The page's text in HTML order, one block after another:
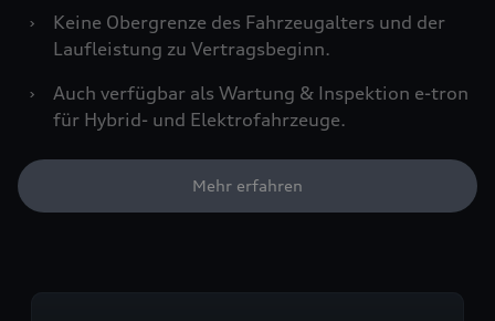
›
Keine Obergrenze des Fahrzeugalters und der
Laufleistung zu Vertragsbeginn.
›
Auch verfügbar als Wartung & Inspektion e-tron
für Hybrid- und Elektrofahrzeuge.
Mehr erfahren